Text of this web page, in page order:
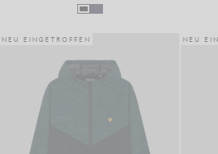
NEU EINGETROFFEN NEU